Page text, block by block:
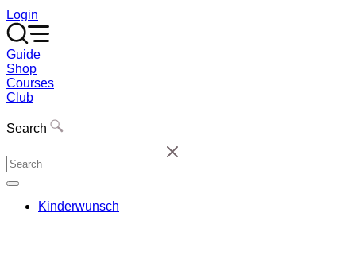
Login
Guide
Shop
Courses
Club
Search
Kinderwunsch